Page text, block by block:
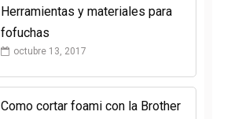
Herramientas y materiales para
fofuchas
octubre 13, 2017
Como cortar foami con la Brother